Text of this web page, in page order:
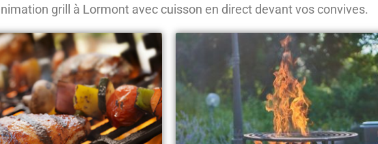
grill à Lormont avec cuisson en direct devant vos convives.